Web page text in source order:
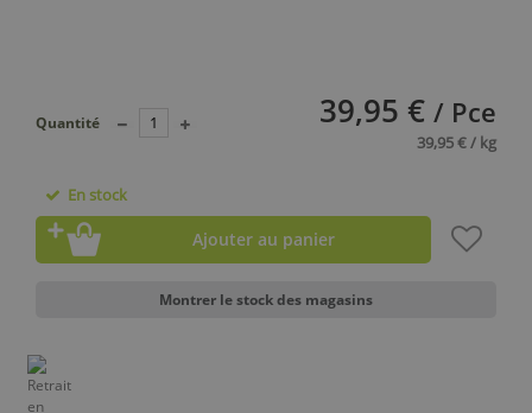
39,95 € / Pce
39,95 € / kg
Quantité
En stock
Ajouter au panier
Montrer le stock des magasins